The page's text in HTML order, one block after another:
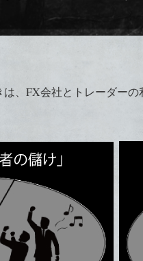
、FX会社とトレーダー